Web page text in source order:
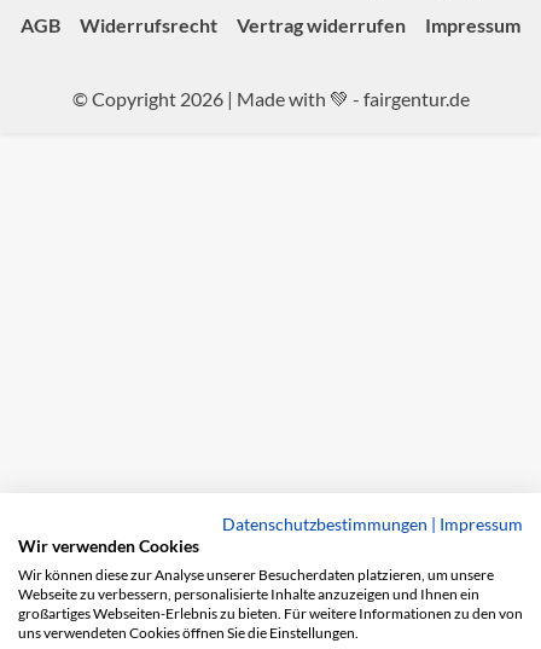
AGB
Widerrufsrecht Vertrag widerrufen Impressum
© Copyright 2026 | Made with 💚 - fairgentur.de
Datenschutzbestimmungen | Impressum
Wir verwenden Cookies
Wir können diese zur Analyse unserer Besucherdaten platzieren, um unsere
Webseite zu verbessern, personalisierte Inhalte anzuzeigen und Ihnen ein
großartiges Webseiten-Erlebnis zu bieten. Für weitere Informationen zu den von
uns verwendeten Cookies öffnen Sie die Einstellungen.